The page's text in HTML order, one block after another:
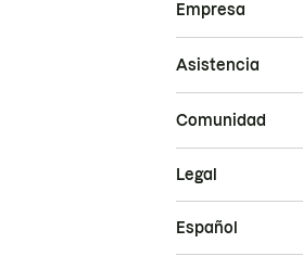
Empresa
Asistencia
Comunidad
Legal
Español